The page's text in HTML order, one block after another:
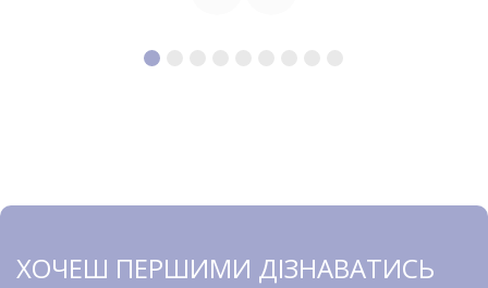
ХОЧЕШ ПЕРШИМИ ДІЗНАВАТИСЬ